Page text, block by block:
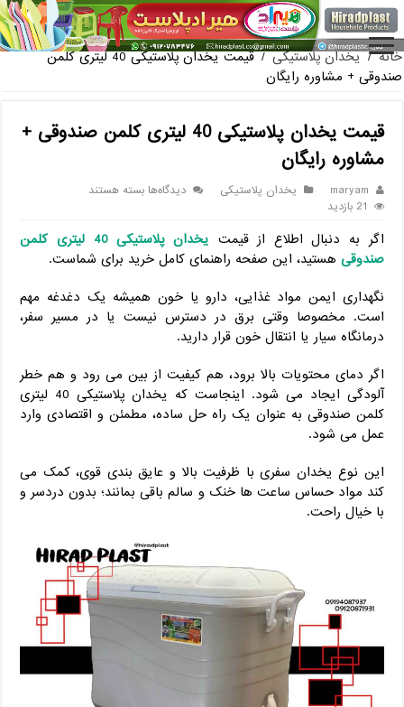
فروش گلدان پلاستیکی گلخانه به صورت آنلاین
خانه / یخدان پلاستیکی /
قیمت یخدان پلاستیکی 40 لیتری کلمن
صندوقی + مشاوره رایگان
قیمت یخدان پلاستیکی 40 لیتری کلمن صندوقی +
مشاوره رایگان
maryam یخدان پلاستیکی دیدگاه‌هابرای
پلاستیکی
40
لیتری
صندوقی
+
بسته هستند
21 بازدید
اگر به ‌دنبال اطلاع از قیمت
یخدان پلاستیکی 40 لیتری کلمن
صندوقی هستید، این صفحه راهنمای کامل خرید برای شماست.
نگهداری ایمن مواد غذایی، دارو یا خون همیشه یک دغدغه مهم
است. مخصوصا وقتی برق در دسترس نیست یا در مسیر سفر،
درمانگاه سیار یا انتقال خون قرار دارید.
اگر دمای محتویات بالا برود، هم کیفیت از بین می ‌رود و هم خطر
آلودگی ایجاد می ‌شود. اینجاست که یخدان پلاستیکی 40 لیتری
کلمن صندوقی به‌ عنوان یک راه‌ حل ساده، مطمئن و اقتصادی وارد
عمل می ‌شود.
این نوع یخدان سفری با ظرفیت بالا و عایق ‌بندی قوی، کمک می
‌کند مواد حساس ساعت ‌ها خنک و سالم باقی بمانند؛ بدون دردسر و
با خیال راحت.